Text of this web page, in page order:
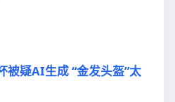
被疑AI生成 “金发头盔”太